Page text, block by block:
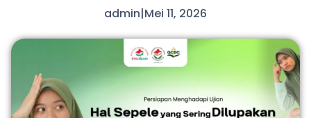
admin|Mei 11, 2026